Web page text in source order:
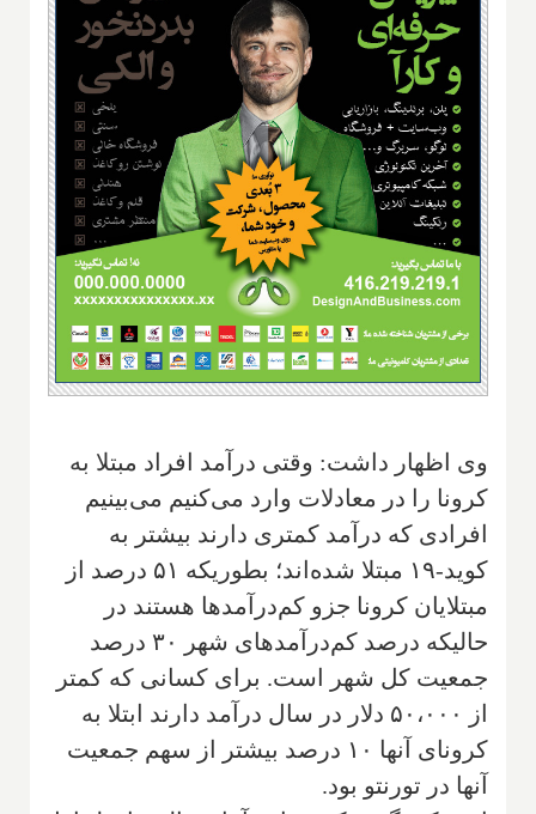
وی اظهار داشت: وقتی درآمد افراد مبتلا به
کرونا را در معادلات وارد می‌کنیم می‌بینیم
افرادی که درآمد کمتری دارند بیشتر به
کوید-۱۹ مبتلا شده‌اند؛ بطوریکه ۵۱ درصد از
مبتلایان کرونا جزو کم‌درآمدها هستند در
حالیکه درصد کم‌درآمدهای شهر ۳۰ درصد
جمعیت کل شهر است. برای کسانی که کمتر
از ۵۰،۰۰۰ دلار در سال درآمد دارند ابتلا به
کرونای آنها ۱۰ درصد بیشتر از سهم جمعیت
آنها در تورنتو بود.